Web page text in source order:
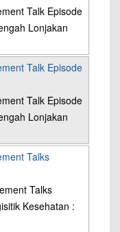
Talk Episode
Lonjakan
Talk Episode
Talk Episode
Lonjakan
Talks
Talks
Kesehatan :